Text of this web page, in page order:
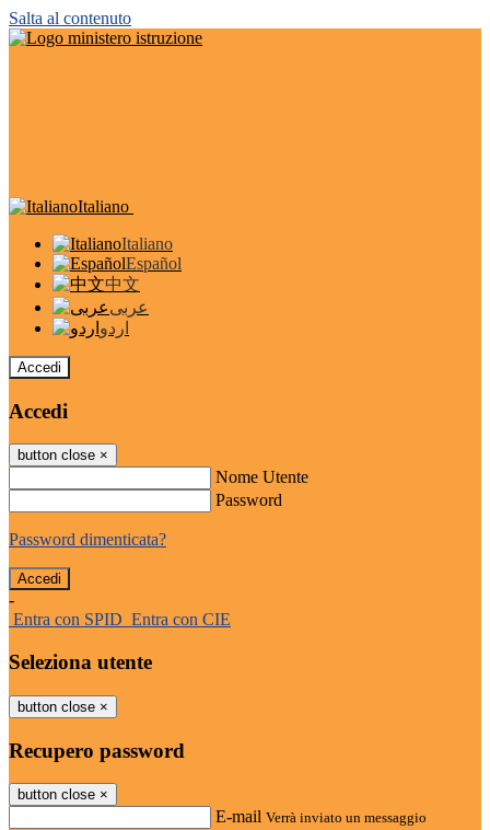
Salta al contenuto
Italiano
Italiano
Español
中文
عربى
اردو
Accedi
Accedi
button close ×
Nome Utente
Password
Password dimenticata?
-
Entra con SPID Entra con CIE
Seleziona utente
button close ×
Recupero password
button close ×
E-mail Verrà inviato un messaggio